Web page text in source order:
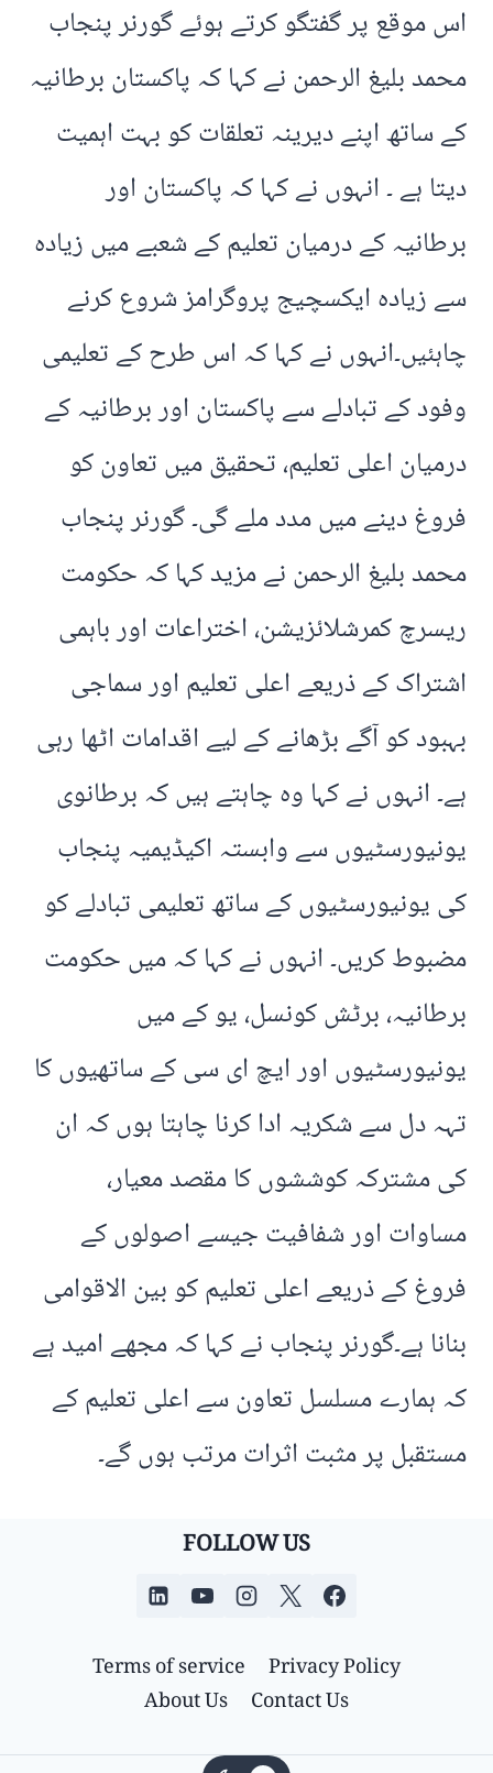
اس موقع پر گفتگو کرتے ہوئے گورنر پنجاب
محمد بلیغ الرحمن نے کہا کہ پاکستان برطانیہ
کے ساتھ اپنے دیرینہ تعلقات کو بہت اہمیت
دیتا ہے ۔ انہوں نے کہا کہ پاکستان اور
برطانیہ کے درمیان تعلیم کے شعبے میں زیادہ
سے زیادہ ایکسچیج پروگرامز شروع کرنے
چاہئیں۔انہوں نے کہا کہ اس طرح کے تعلیمی
وفود کے تبادلے سے پاکستان اور برطانیہ کے
درمیان اعلی تعلیم، تحقیق میں تعاون کو
فروغ دینے میں مدد ملے گی۔ گورنر پنجاب
محمد بلیغ الرحمن نے مزید کہا کہ حکومت
ریسرچ کمرشلائزیشن، اختراعات اور باہمی
اشتراک کے ذریعے اعلی تعلیم اور سماجی
بہبود کو آگے بڑھانے کے لیے اقدامات اٹھا رہی
ہے۔ انہوں نے کہا وہ چاہتے ہیں کہ برطانوی
یونیورسٹیوں سے وابستہ اکیڈیمیہ پنجاب
کی یونیورسٹیوں کے ساتھ تعلیمی تبادلے کو
مضبوط کریں۔ انہوں نے کہا کہ میں حکومت
برطانیہ، برٹش کونسل، یو کے میں
یونیورسٹیوں اور ایچ ای سی کے ساتھیوں کا
تہہ دل سے شکریہ ادا کرنا چاہتا ہوں کہ ان
کی مشترکہ کوششوں کا مقصد معیار،
مساوات اور شفافیت جیسے اصولوں کے
فروغ کے ذریعے اعلی تعلیم کو بین الاقوامی
بنانا ہے۔گورنر پنجاب نے کہا کہ مجھے امید ہے
کہ ہمارے مسلسل تعاون سے اعلی تعلیم کے
مستقبل پر مثبت اثرات مرتب ہوں گے۔
FOLLOW US
Privacy Policy
Terms of service
Contact Us
About Us